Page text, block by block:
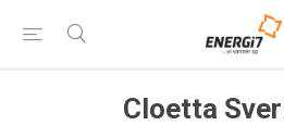
Cloetta